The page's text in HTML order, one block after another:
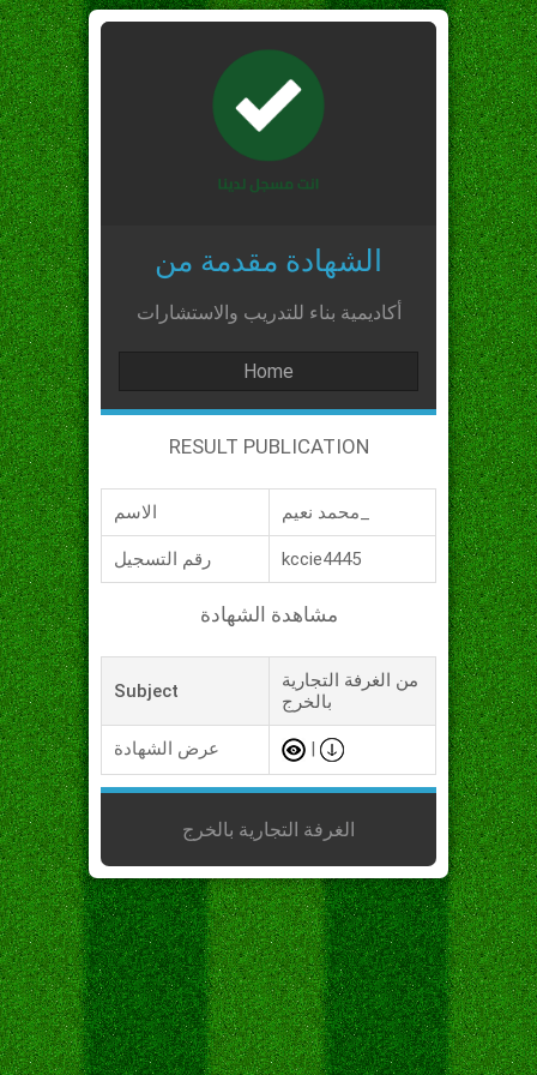
الشهادة مقدمة من
أكاديمية بناء للتدريب والاستشارات
Home
RESULT PUBLICATION
الاسم
رقم التسجيل kccie4445
مشاهدة الشهادة
Subject
من الغرفة التجارية
بالخرج
عرض الشهادة
الغرفة التجارية بالخرج